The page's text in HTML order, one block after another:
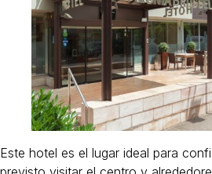
Este hotel es el lugar ideal para